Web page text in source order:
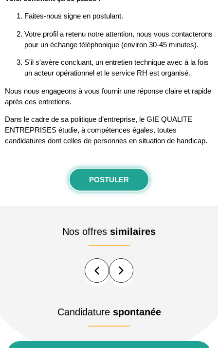
Faites-nous signe en postulant.
Votre profil a retenu notre attention, nous vous contacterons
pour un échange téléphonique (environ 30-45 minutes).
S'il s'avère concluant, un entretien technique avec à la fois
un acteur opérationnel et le service RH est organisé.
Nous nous engageons à vous fournir une réponse claire et rapide
après ces entretiens.
Dans le cadre de sa politique d’entreprise, le GIE QUALITE
ENTREPRISES étudie, à compétences égales, toutes
candidatures dont celles de personnes en situation de handicap.
POSTULER
Nos offres similaires
Candidaturespontanée